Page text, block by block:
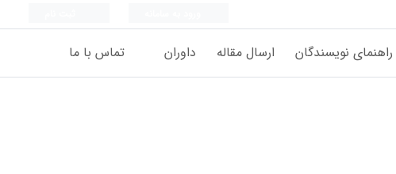
راهنمای نویسندگان ارسال مقاله داوران تماس با ما